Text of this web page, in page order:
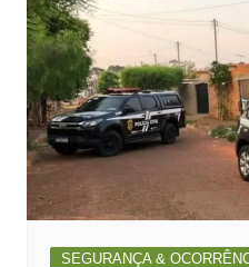
SEGURANÇA &